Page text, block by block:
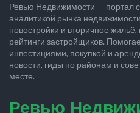
Ревью Недвижимости — портал
аналитикой рынка
новостройки и вторичное
рейтинги застройщиков.
инвестициями, покупкой и
новости, гиды по районам и
месте.
Ревью